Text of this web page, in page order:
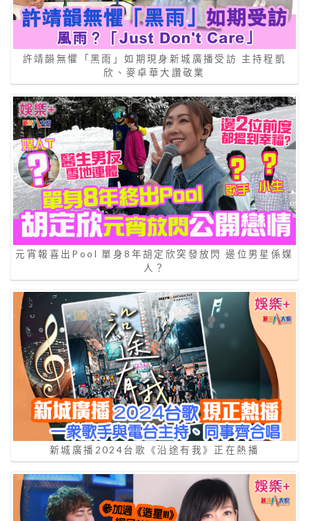
許靖韻無懼「黑雨」如期現身新城廣播受訪 主持程凱
欣、麥卓華大讚敬業
元宵報喜出Pool 單身8年胡定欣突發放閃 邊位男星係媒
人？
新城廣播2024台歌《沿途有我》正在熱播